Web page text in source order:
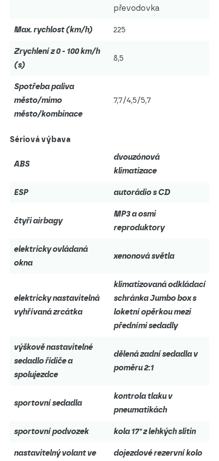
převodovka
Max. rychlost (km/h) 225
Zrychlení z 0 - 100 km/h
(s)
8,5
Spotřeba paliva
město/mimo
město/kombinace
7,7/4,5/5,7
Sériová výbava
ABS
dvouzónová
klimatizace
ESP autorádio s CD
čtyři airbagy
MP3 a osmi
reproduktory
elektricky ovládaná
okna
xenonová světla
elektricky nastavitelná
vyhřívaná zrcátka
klimatizovaná odkládací
schránka Jumbo box s
loketní opěrkou mezi
předními sedadly
výškově nastavitelné
sedadlo řidiče a
spolujezdce
dělená zadní sedadla v
poměru 2:1
sportovní sedadla
kontrola tlaku v
pneumatikách
sportovní podvozek kola 17" z lehkých slitin
nastavitelný volant ve
dojezdové rezervní kolo